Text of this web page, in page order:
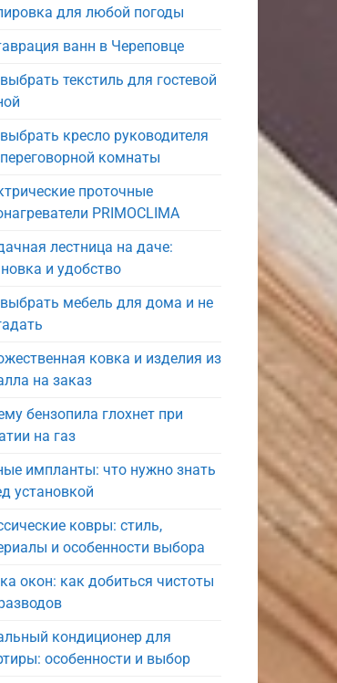
для любой погоды
ванн в Череповце
текстиль для гостевой
кресло руководителя
комнаты
проточные
PRIMOCLIMA
лестница на даче:
и удобство
мебель для дома и не
ковка и изделия из
на заказ
бензопила глохнет при
на газ
импланты: что нужно знать
установкой
ковры: стиль,
и особенности выбора
окон: как добиться чистоты
кондиционер для
особенности и выбор